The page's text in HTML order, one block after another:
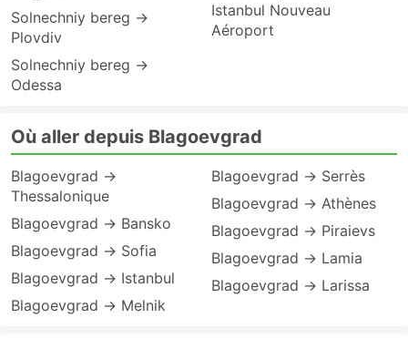
Solnechniy bereg →
Plovdiv
Solnechniy bereg →
Odessa
Istanbul Nouveau
Aéroport
Où aller depuis Blagoevgrad
Blagoevgrad →
Thessalonique
Blagoevgrad → Bansko
Blagoevgrad → Sofia
Blagoevgrad → Istanbul
Blagoevgrad → Melnik
Blagoevgrad → Serrès
Blagoevgrad → Athènes
Blagoevgrad → Piraievs
Blagoevgrad → Lamia
Blagoevgrad → Larissa